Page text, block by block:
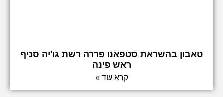
טאבון בהשראת סטפאנו פררה רשת גו'יה סניף
ראש פינה
קרא עוד »